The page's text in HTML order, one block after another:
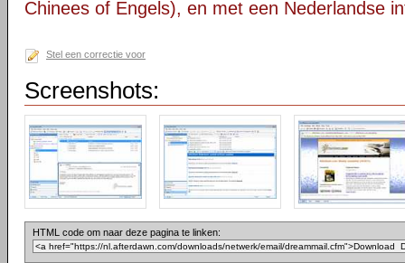
Chinees of Engels), en met een Nederlandse
Stel een correctie voor
Screenshots:
HTML code om naar deze pagina te linken: